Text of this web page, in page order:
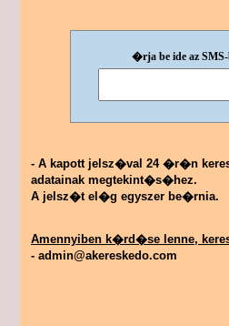
�rja be ide az
- A kapott jelsz�val 24 �r�n
adatainak megtekint�s�hez.
A jelsz�t el�g egyszer be�rnia.
Amennyiben k�rd�se lenne,
- admin@akereskedo.com